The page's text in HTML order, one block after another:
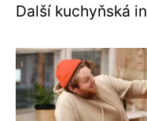
Další kuchyňská